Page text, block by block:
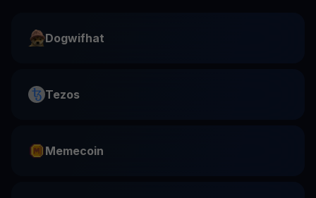
Dogwifhat
Tezos
Memecoin